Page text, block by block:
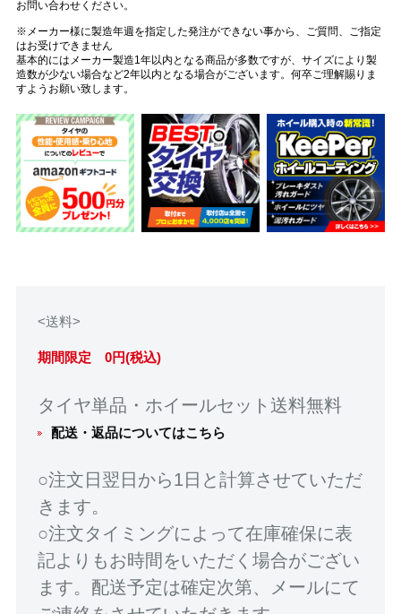
お問い合わせください。
※メーカー様に製造年週を指定した発注ができない事から、ご質問、ご指定
はお受けできません
基本的にはメーカー製造1年以内となる商品が多数ですが、サイズにより製
造数が少ない場合など2年以内となる場合がございます。何卒ご理解賜りま
すようお願い致します。
<送料>
期間限定 0円(税込)
タイヤ単品・ホイールセット送料無料
配送・返品についてはこちら
○注文日翌日から1日と計算させていただ
きます。
○注文タイミングによって在庫確保に表
記よりもお時間をいただく場合がござい
ます。配送予定は確定次第、メールにて